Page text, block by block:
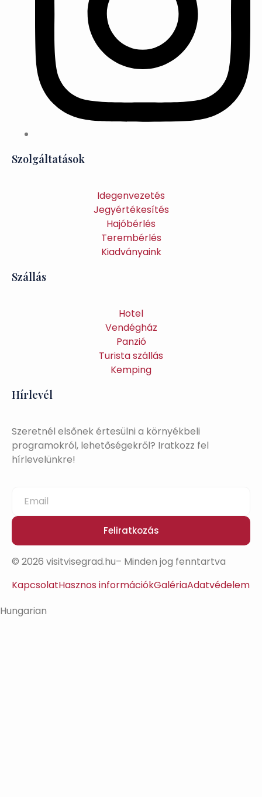
Szolgáltatások
Idegenvezetés
Jegyértékesítés
Hajóbérlés
Terembérlés
Kiadványaink
Szállás
Hotel
Vendégház
Panzió
Turista szállás
Kemping
Hírlevél
Szeretnél elsőnek értesülni a környékbeli
programokról, lehetőségekről? Iratkozz fel
hírlevelünkre!
Feliratkozás
© 2026 visitvisegrad.hu– Minden jog fenntartva
KapcsolatHasznos információkGalériaAdatvédelem
Hungarian